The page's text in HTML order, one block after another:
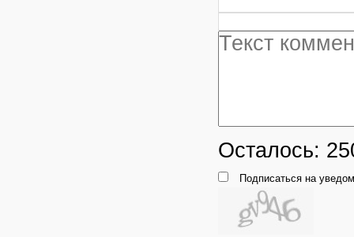
Осталось:
Подписаться на